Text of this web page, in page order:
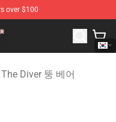
over $100
Dave The Diver
Diver 뚱 베어